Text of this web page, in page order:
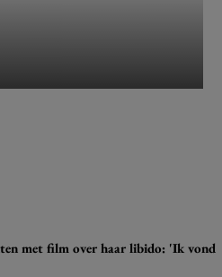
met film over haar libido: 'Ik vond